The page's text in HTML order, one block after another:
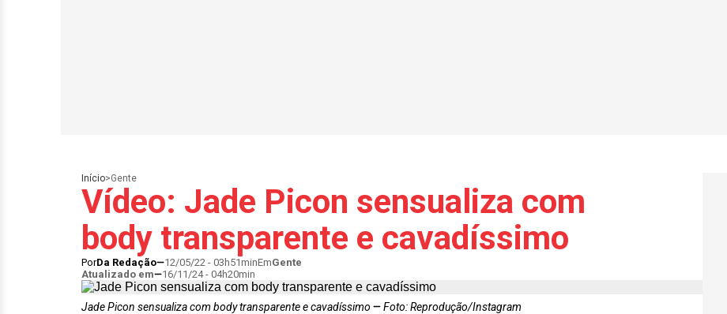
Início>Gente
Vídeo: Jade Picon sensualiza com
body transparente e cavadíssimo
PorDa Redação 12/05/22 - 03h51minEmGente
Atualizado em
16/11/24 - 04h20min
Jade Picon sensualiza com body transparente e cavadíssimo Foto: Reprodução/Instagram